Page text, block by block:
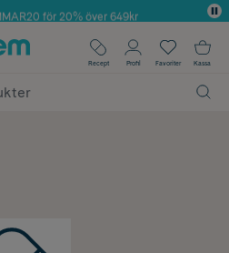
2025 inom Skönhet
för 20% över 649kr
✓ Fri frakt
på alla köp*
Recept Profil Favoriter Kassa